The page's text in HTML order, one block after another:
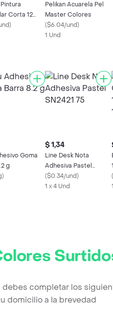
Corta 12
)
Pelikan Acuarela Pel
Master Colores
($6.04/und)
1 Und
Goma
g
)
$ 1,34
Line Desk Nota
Adhesiva Pastel
SN2421 75
($0.34/und)
1 x 4 Und
(
debes completar los
domicilio a la brevedad